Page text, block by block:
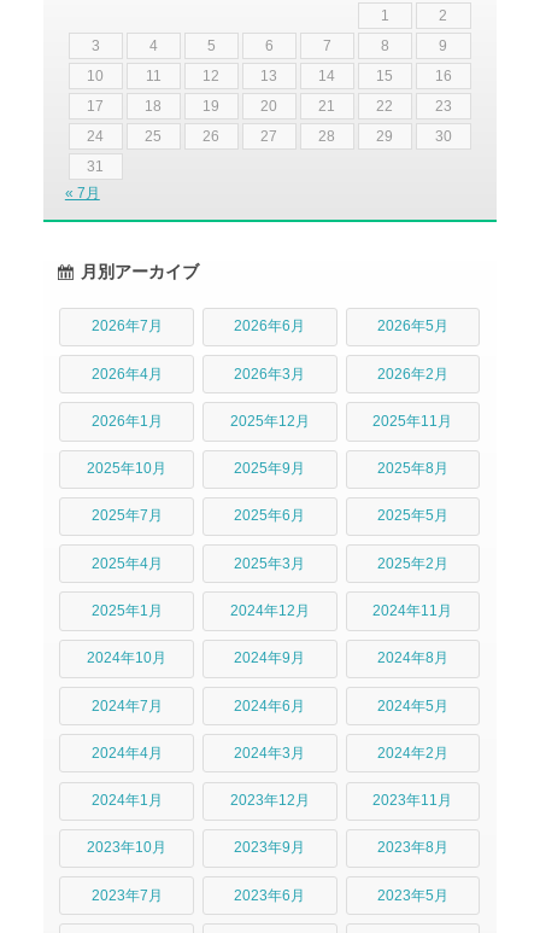
1
2
3
4 5 6 7 8
9
10
11 12 13 14 15
16
17
18 19 20 21 22
23
24
25 26 27 28 29
30
31
« 7月
月別アーカイブ
2026年7月 2026年6月 2026年5月
2026年4月 2026年3月 2026年2月
2026年1月 2025年12月 2025年11月
2025年10月 2025年9月 2025年8月
2025年7月 2025年6月 2025年5月
2025年4月 2025年3月 2025年2月
2025年1月 2024年12月 2024年11月
2024年10月 2024年9月 2024年8月
2024年7月 2024年6月 2024年5月
2024年4月 2024年3月 2024年2月
2024年1月 2023年12月 2023年11月
2023年10月 2023年9月 2023年8月
2023年7月 2023年6月 2023年5月